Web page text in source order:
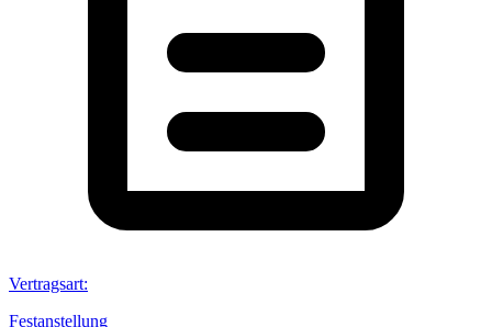
Vertragsart:
Festanstellung